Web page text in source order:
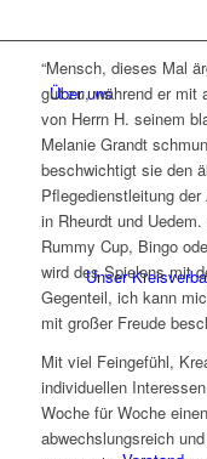
Über uns
Unser
“Mensch, dieses Mal
gut zu, während er mit
von Herrn H. seinem
Melanie Grandt
beschwichtigt sie den
Pflegedienstleitung
in Rheurdt und
Rummy Cup, Bingo
wird des Spielens mit
Gegenteil, ich kann
mit großer Freude
Mit viel Feingefühl,
individuellen
Woche für Woche
abwechslungsreich